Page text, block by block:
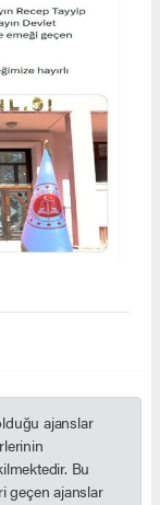
ajanslar
Bu
geçen ajanslar